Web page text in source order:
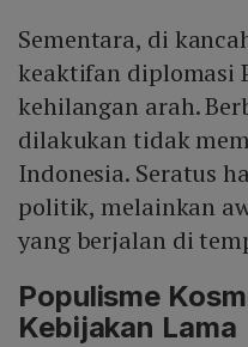
Sementara, di
keaktifan diplomasi
kehilangan arah.
dilakukan tidak
Indonesia. Seratus
politik, melainkan
yang berjalan di
Populisme
Kebijakan Lama